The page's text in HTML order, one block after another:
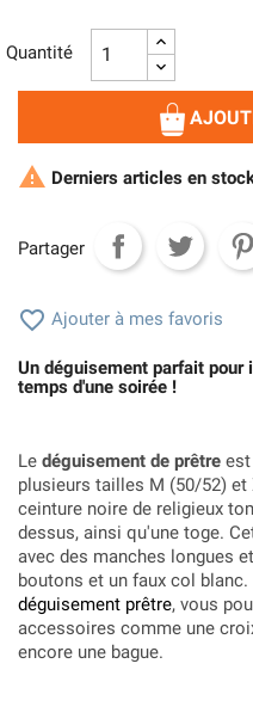
Quantité
 Derniers articles en
Partager
 Ajouter à mes favoris
Un déguisement parfait pour
temps d'une soirée !
Le déguisement de prêtre
plusieurs tailles M (50/52)
ceinture noire de religieux
dessus, ainsi qu'une toge.
avec des manches longues
boutons et un faux col
déguisement prêtre, vous
accessoires comme une
encore une bague.